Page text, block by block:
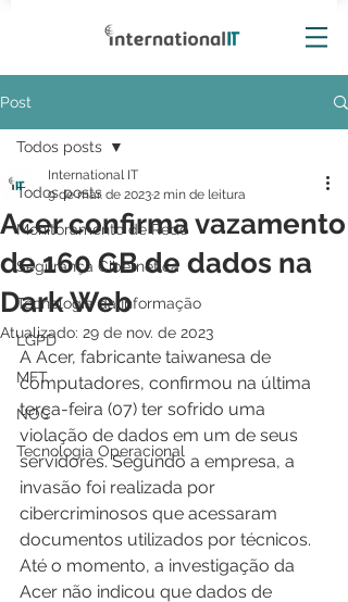
Post
Todos posts
Monitoramento de Rede
Segurança Cibernética
Tecnologia da Informação
LGPD
MFT
NOC
Tecnologia Operacional
Todos posts
Acer confirma vazamento
de 160 GB de dados na
Dark Web
International IT
9 de mar. de 20232 min de leitura
Atualizado: 29 de nov. de 2023
A Acer, fabricante taiwanesa de
computadores, confirmou na última
terça-feira (07) ter sofrido uma
violação de dados em um de seus
servidores. Segundo a empresa, a
invasão foi realizada por
cibercriminosos que acessaram
documentos utilizados por técnicos.
Até o momento, a investigação da
Acer não indicou que dados de